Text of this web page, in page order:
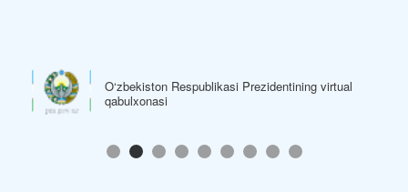
O‘zbekiston Respublikasi Prezidentining virtual
qabulxonasi